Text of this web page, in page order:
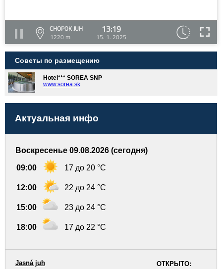
CHOPOK JUH
1220 m
13:19
15. 1. 2025
Советы по размещению
Hotel*** SOREA SNP
www.sorea.sk
Актуальная инфо
Воскресенье 09.08.2026 (сегодня)
09:00 17 до 20 °C
12:00 22 до 24 °C
15:00 23 до 24 °C
18:00 17 до 22 °C
ОТКРЫТО:
Jasná juh